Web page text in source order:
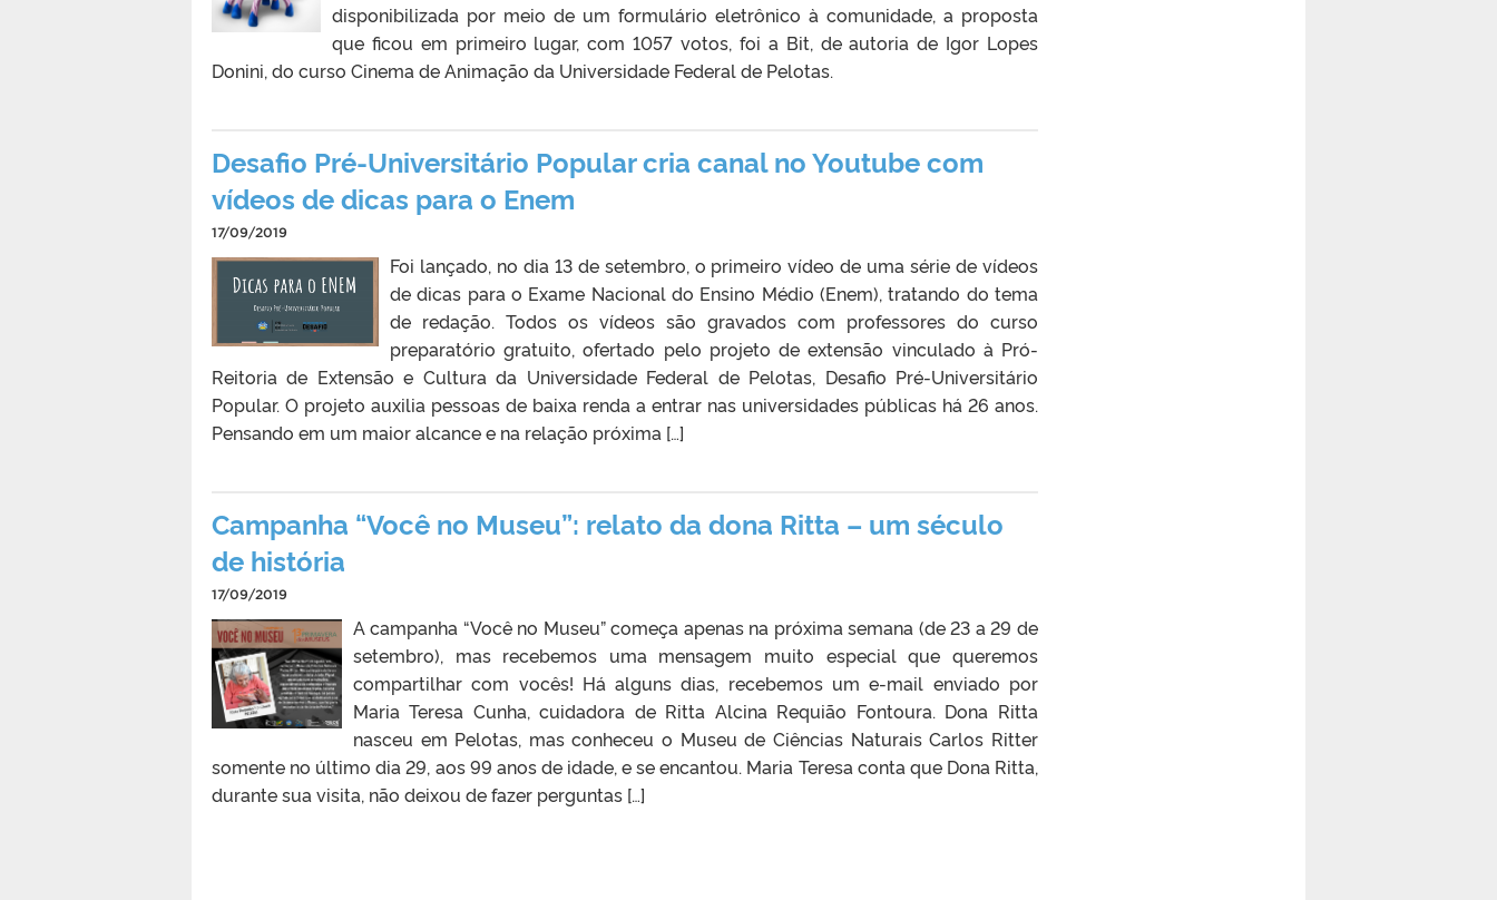
disponibilizada por meio de um formulário eletrônico à comunidade, a proposta
que ficou em primeiro lugar, com 1057 votos, foi a Bit, de autoria de Igor Lopes
Donini, do curso Cinema de Animação da Universidade Federal de Pelotas.
Desafio Pré-Universitário Popular cria canal no Youtube com
vídeos de dicas para o Enem
17/09/2019
Foi lançado, no dia 13 de setembro, o primeiro vídeo de uma série de vídeos
de dicas para o Exame Nacional do Ensino Médio (Enem), tratando do tema
de redação. Todos os vídeos são gravados com professores do curso
preparatório gratuito, ofertado pelo projeto de extensão vinculado à Pró-
Reitoria de Extensão e Cultura da Universidade Federal de Pelotas, Desafio Pré-Universitário
Popular. O projeto auxilia pessoas de baixa renda a entrar nas universidades públicas há 26 anos.
Pensando em um maior alcance e na relação próxima […]
Campanha “Você no Museu”: relato da dona Ritta – um século
de história
17/09/2019
A campanha “Você no Museu” começa apenas na próxima semana (de 23 a 29 de
setembro), mas recebemos uma mensagem muito especial que queremos
compartilhar com vocês! Há alguns dias, recebemos um e-mail enviado por
Maria Teresa Cunha, cuidadora de Ritta Alcina Requião Fontoura. Dona Ritta
nasceu em Pelotas, mas conheceu o Museu de Ciências Naturais Carlos Ritter
somente no último dia 29, aos 99 anos de idade, e se encantou. Maria Teresa conta que Dona Ritta,
durante sua visita, não deixou de fazer perguntas […]